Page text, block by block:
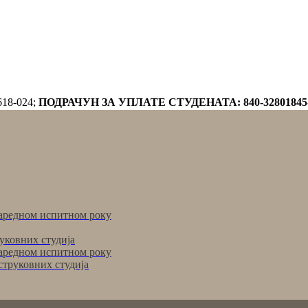
024; ПОДРАЧУН ЗА УПЛАТЕ СТУДЕНАТА: 840-
испитном року
студија
студија
испитном року